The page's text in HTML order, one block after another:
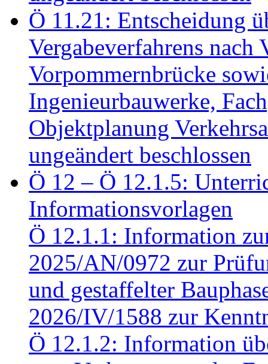
Ö 11.21: Entscheidung
Vergabeverfahrens
Vorpommernbrücke
Ingenieurbauwerke,
Objektplanung
ungeändert beschlossen
Ö 12 – Ö 12.1.5:
Informationsvorlagen
Ö 12.1.1: Information
2025/AN/0972 zur
und gestaffelter
2026/IV/1588 zur
Ö 12.1.2: Information